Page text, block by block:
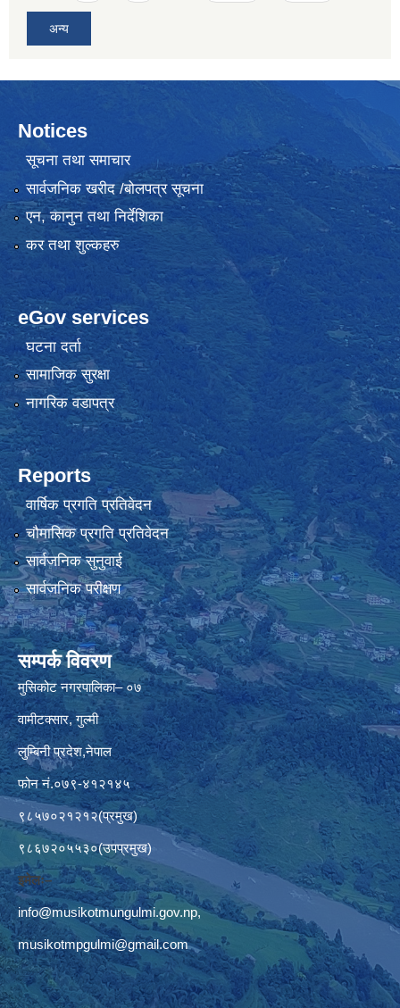
अन्य
Notices
सूचना तथा समाचार
सार्वजनिक खरीद /बोलपत्र सूचना
एन, कानुन तथा निर्देशिका
कर तथा शुल्कहरु
eGov services
घटना दर्ता
सामाजिक सुरक्षा
नागरिक वडापत्र
Reports
वार्षिक प्रगति प्रतिवेदन
चौमासिक प्रगति प्रतिवेदन
सार्वजनिक सुनुवाई
सार्वजनिक परीक्षण
सम्पर्क विवरण
मुसिकोट नगरपालिका– ०७
वामीटक्सार, गुल्मी
लुम्बिनी प्रदेश,नेपाल
फोन नं.०७९-४१२१४५
९८५७०२१२१२(प्रमुख)
९८६७२०५५३०(उपप्रमुख)
इमेलः–
info@musikotmungulmi.gov.np,
musikotmpgulmi@gmail.com